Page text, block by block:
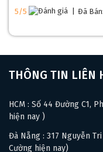
5/5
Đã
THÔNG TIN LIÊN
HCM : Số 44 Đường C1,
hiện nay )
Đà Nẵng : 317 Nguyễn
Cường hiện nay)